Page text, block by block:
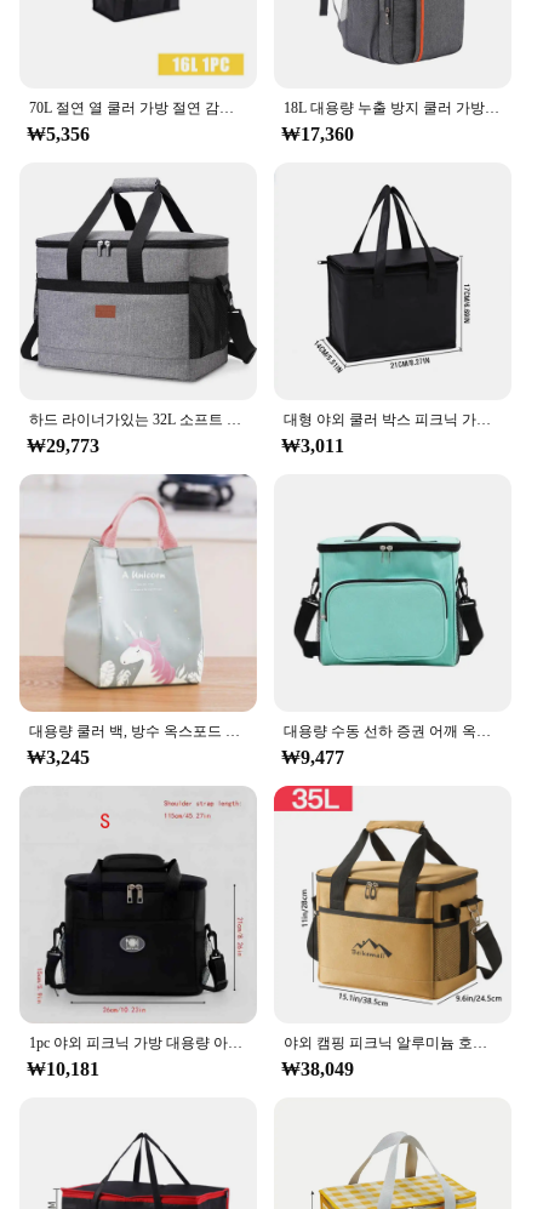
70L 절연 열 쿨러 가방 절연 감기 유지 대용량 휴대용 점심 가방 우편 피크닉 캠핑 주석 호일 식품 가방
₩5,356
18L 대용량 누출 방지 쿨러 가방 열 피크닉 시원하고 따뜻한 절연 가방 야외 음식 및 음료 보관 배낭
₩17,360
₩29,773
대형 야외 쿨러 박스 피크닉 가방, 휴대용 단열 쿨러 백, 캠핑 음료 도시락 가방, 바베큐 지퍼 팩 피크닉 용품
₩3,011
₩3,245 ₩9,477
₩10,181 ₩38,049